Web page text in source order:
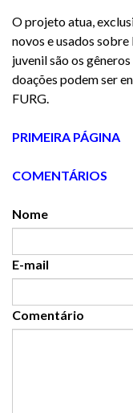
O projeto atua,
novos e usados
juvenil são os
doações podem ser
FURG.
PRIMEIRA PÁGINA
COMENTÁRIOS
Nome
E-mail
Comentário